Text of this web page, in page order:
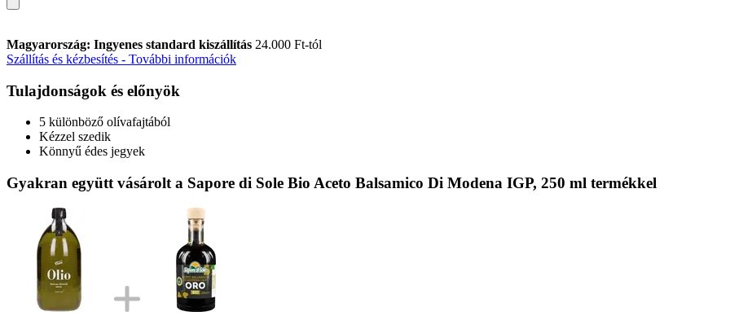
Magyarország: Ingyenes standard kiszállítás 24.000 Ft-tól
Szállítás és kézbesítés - További információk
Tulajdonságok és előnyök
5 különböző olívafajtából
Kézzel szedik
Könnyű édes jegyek
Gyakran együtt vásárolt a Sapore di Sole Bio Aceto Balsamico Di Modena IGP, 250 ml termékkel